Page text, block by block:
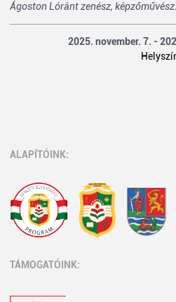
Ágoston Lóránt zenész,
2025. november. 7. -
ALAPÍTÓINK:
TÁMOGATÓINK: